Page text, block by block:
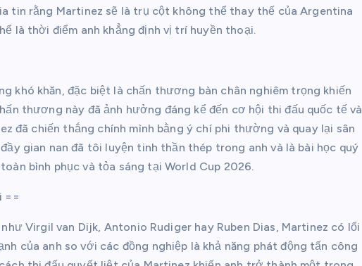
tin rằng Martinez sẽ là trụ cột không thể thay thế của Argentina
là thời điểm anh khẳng định vị trí huyền thoại.
khó khăn, đặc biệt là chấn thương bàn chân nghiêm trọng khiến
thương này đã ảnh hưởng đáng kể đến cơ hội thi đấu quốc tế và
đã chiến thắng chính mình bằng ý chí phi thường và quay lại sân
gian nan đã tôi luyện tinh thần thép trong anh và là bài học quý
bình phục và tỏa sáng tại World Cup 2026.
==
Virgil van Dijk, Antonio Rudiger hay Ruben Dias, Martinez có lối
của anh so với các đồng nghiệp là khả năng phát động tấn công